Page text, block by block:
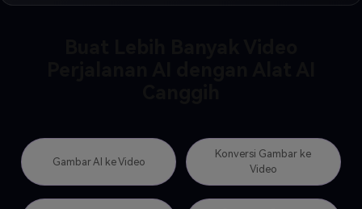
Gambar AI ke Video
Konversi Gambar ke
Video